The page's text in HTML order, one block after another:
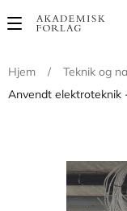
Main
Hjem
/ Teknik og
Anvendt elektroteknik